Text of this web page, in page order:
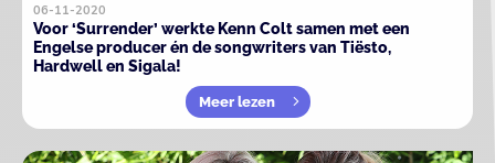
06-11-2020
Voor ‘Surrender’ werkte Kenn Colt samen met een
Engelse producer én de songwriters van Tiësto,
Hardwell en Sigala!
Meer lezen